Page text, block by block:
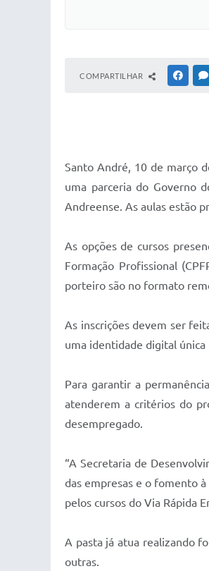
COMPARTILHAR
Santo André, 10 de março
uma parceria do Governo
Andreense. As aulas estão
As opções de cursos
Formação Profissional
porteiro são no formato
As inscrições devem ser
uma identidade digital única
Para garantir a
atenderem a critérios do
desempregado.
“A Secretaria de
das empresas e o fomento
pelos cursos do Via Rápida
A pasta já atua realizando
outras.